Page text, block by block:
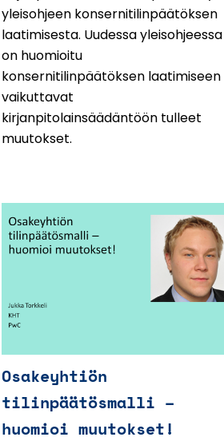
yleisohjeen konsernitilinpäätöksen
laatimisesta. Uudessa yleisohjeessa
on huomioitu
konsernitilinpäätöksen laatimiseen
vaikuttavat
kirjanpitolainsäädäntöön tulleet
muutokset.
Osakeyhtiön
tilinpäätösmalli –
huomioi muutokset!